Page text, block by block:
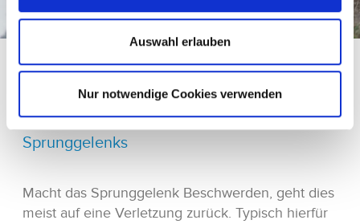
Auswahl erlauben
Nur notwendige Cookies verwenden
Sprunggelenk
Wir sind spezialisiert auf Behandlungen des
Sprunggelenks
Macht das Sprunggelenk Beschwerden, geht dies
meist auf eine Verletzung zurück. Typisch hierfür